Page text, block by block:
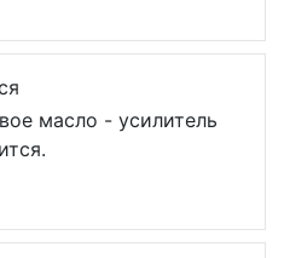
масло - усилитель